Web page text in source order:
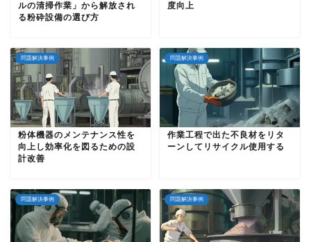
ルの清掃作業」から解放され
る粉砕設備の選び方
度向上
問題解決事例
粉体機器のメンテナンス性を
向上し効率化を図るための設
計改善
問題解決事例
作業工程で出た不良材をリタ
ーンしてリサイクル使用する
問題解決事例 問題解決事例